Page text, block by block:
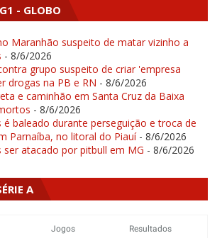
- GLOBO
Maranhão suspeito de matar vizinho a
- 8/6/2026
grupo suspeito de criar 'empresa
drogas na PB e RN - 8/6/2026
e caminhão em Santa Cruz da Baixa
- 8/6/2026
é baleado durante perseguição e troca de
Parnaíba, no litoral do Piauí- 8/6/2026
atacado por pitbull em MG - 8/6/2026
A
Jogos Resultados